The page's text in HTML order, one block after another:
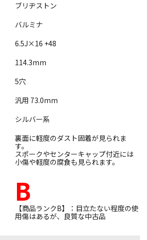
ブリヂストン
バルミナ
6.5J×16 +48
114.3mm
5穴
汎用 73.0mm
シルバー系
裏面に軽度のダスト固着が見られま
す。
スポークやセンターキャップ付近には
小傷や軽度の腐食も見られます。
B
【商品ランクB】：目立たない程度の使
用傷はあるが、良質な中古品